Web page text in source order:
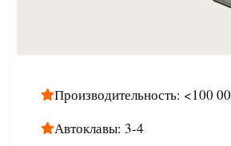
Производительность: <100
Автоклавы: 3-4